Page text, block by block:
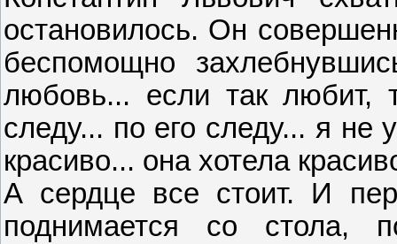
остановилось. Он
беспомощно
любовь... если так любит,
следу... по его следу... я
красиво... она хотела
А сердце все стоит. И
поднимается со стола,